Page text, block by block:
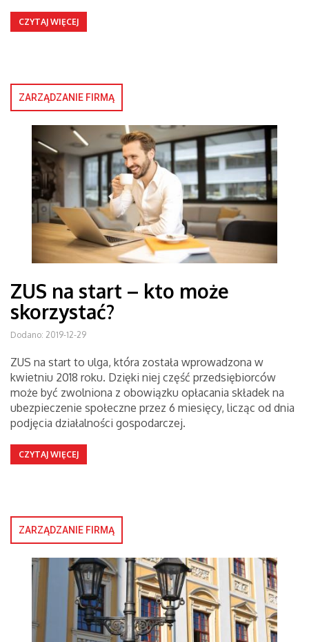
CZYTAJ WIĘCEJ
ZARZĄDZANIE FIRMĄ
ZUS na start – kto może
skorzystać?
Dodano: 2019-12-29
ZUS na start to ulga, która została wprowadzona w
kwietniu 2018 roku. Dzięki niej część przedsiębiorców
może być zwolniona z obowiązku opłacania składek na
ubezpieczenie społeczne przez 6 miesięcy, licząc od dnia
podjęcia działalności gospodarczej.
CZYTAJ WIĘCEJ
ZARZĄDZANIE FIRMĄ